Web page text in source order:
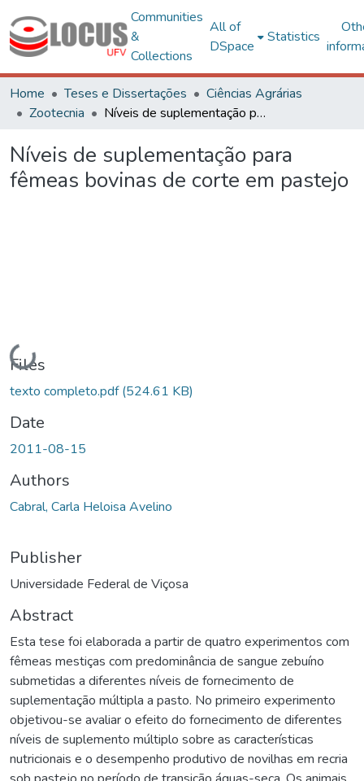
Communities
&
Collections
All of
DSpace
Statistics
Home Teses e Dissertações
Ciências Agrárias
Zootecnia
Níveis de suplementação para fêmeas bovinas de corte em pastejo
Níveis de suplementação para
fêmeas bovinas de corte em pastejo
Files
texto completo.pdf(524.61 KB)
Date
2011-08-15
Authors
Cabral, Carla Heloisa Avelino
Publisher
Universidade Federal de Viçosa
Abstract
Esta tese foi elaborada a partir de quatro experimentos com
fêmeas mestiças com predominância de sangue zebuíno
submetidas a diferentes níveis de fornecimento de
suplementação múltipla a pasto. No primeiro experimento
objetivou-se avaliar o efeito do fornecimento de diferentes
níveis de suplemento múltiplo sobre as características
nutricionais e o desempenho produtivo de novilhas em recria